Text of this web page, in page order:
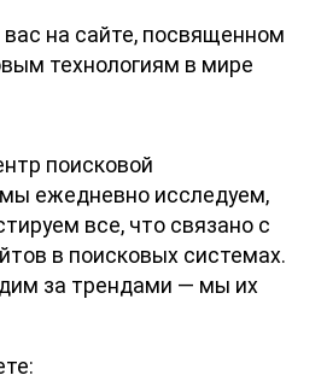
на сайте, посвященном
технологиям в мире
поисковой
ежедневно исследуем,
все, что связано с
в поисковых системах.
за трендами — мы их